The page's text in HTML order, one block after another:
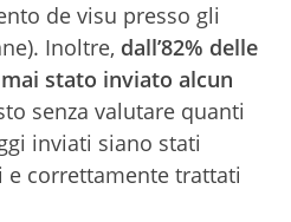
de visu presso gli
Inoltre, dall’82% delle
stato inviato alcun
senza valutare quanti
inviati siano stati
correttamente trattati